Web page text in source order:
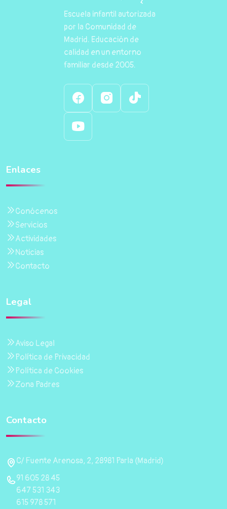
Escuela infantil autorizada
por la Comunidad de
Madrid. Educación de
calidad en un entorno
familiar desde 2005.
Enlaces
Conócenos
Servicios
Actividades
Noticias
Contacto
Legal
Aviso Legal
Política de Privacidad
Política de Cookies
Zona Padres
Contacto
C/ Fuente Arenosa, 2, 28981 Parla (Madrid)
91 605 28 45
647 531 343
615 978 571